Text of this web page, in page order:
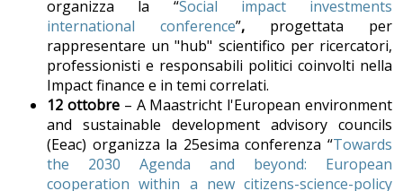
organizza la “Social impact investments
international conference”, progettata per
rappresentare un "hub" scientifico per ricercatori,
professionisti e responsabili politici coinvolti nella
Impact finance e in temi correlati.
12 ottobre– A Maastricht l'European environment
and sustainable development advisory councils
(Eeac) organizza la 25esima conferenza “Towards
the 2030 Agenda and beyond: European
cooperation within a new citizens-science-policy